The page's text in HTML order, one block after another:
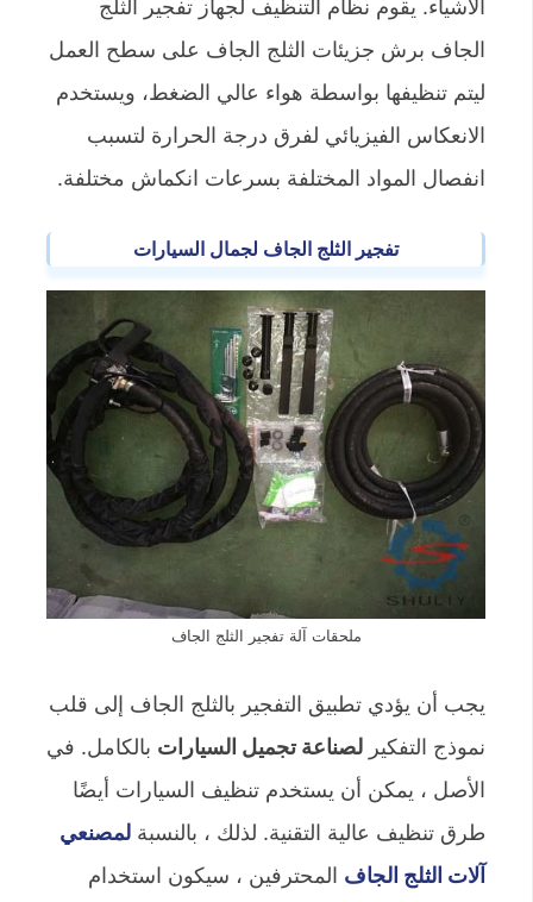
الأشياء. يقوم نظام التنظيف لجهاز تفجير الثلج
الجاف برش جزيئات الثلج الجاف على سطح العمل
ليتم تنظيفها بواسطة هواء عالي الضغط، ويستخدم
الانعكاس الفيزيائي لفرق درجة الحرارة لتسبب
انفصال المواد المختلفة بسرعات انكماش مختلفة.
تفجير الثلج الجاف لجمال السيارات
ملحقات آلة تفجير الثلج الجاف
يجب أن يؤدي تطبيق التفجير بالثلج الجاف إلى قلب
نموذج التفكير لصناعة تجميل السيارات بالكامل. في
الأصل ، يمكن أن يستخدم تنظيف السيارات أيضًا
طرق تنظيف عالية التقنية. لذلك ، بالنسبة لمصنعي
آلات الثلج الجاف المحترفين ، سيكون استخدام